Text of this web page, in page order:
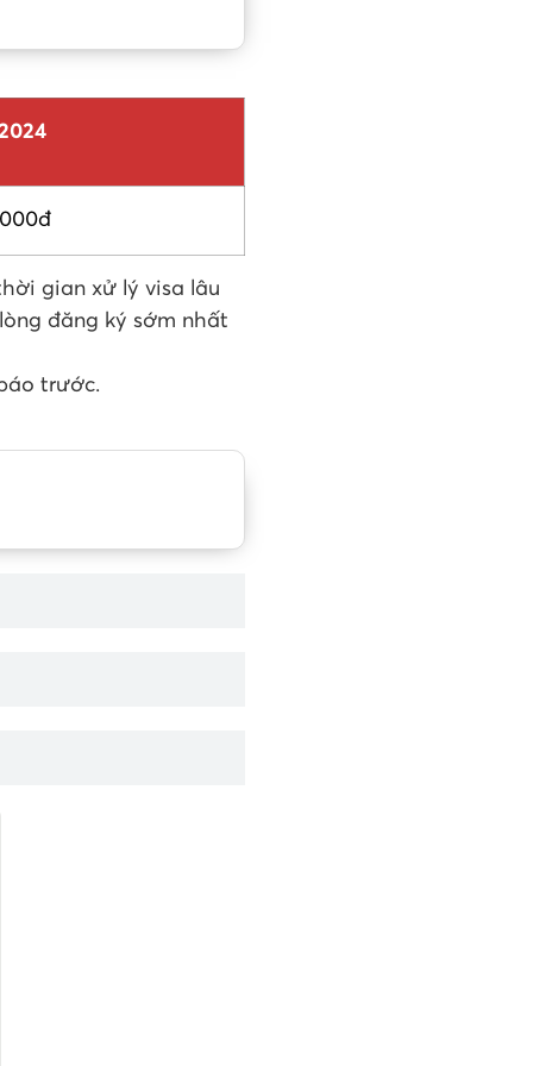
gian xử lý visa lâu
đăng ký sớm nhất
trước.